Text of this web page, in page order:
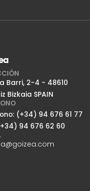
Barri, 2-4 - 48610
Bizkaia SPAIN
(+34) 94 676 61 77
94 676 62 60